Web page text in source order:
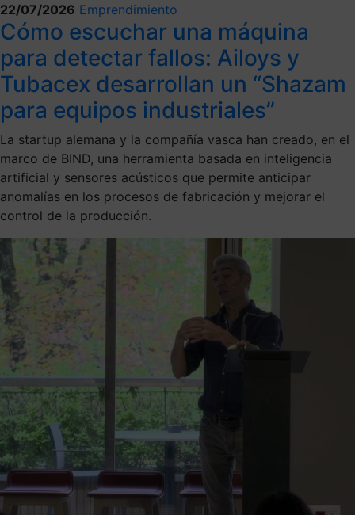
22/07/2026 Emprendimiento
Cómo escuchar una máquina
para detectar fallos: Ailoys y
Tubacex desarrollan un “Shazam
para equipos industriales”
La startup alemana y la compañía vasca han creado, en el
marco de BIND, una herramienta basada en inteligencia
artificial y sensores acústicos que permite anticipar
anomalías en los procesos de fabricación y mejorar el
control de la producción.